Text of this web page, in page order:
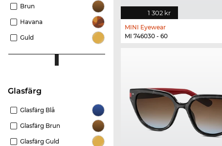
Brun
Havana
Guld
Glasfärg
Glasfärg Blå
Glasfärg Brun
Glasfärg Guld
1 302 kr
MINI Eyewear
MI 746030 - 60